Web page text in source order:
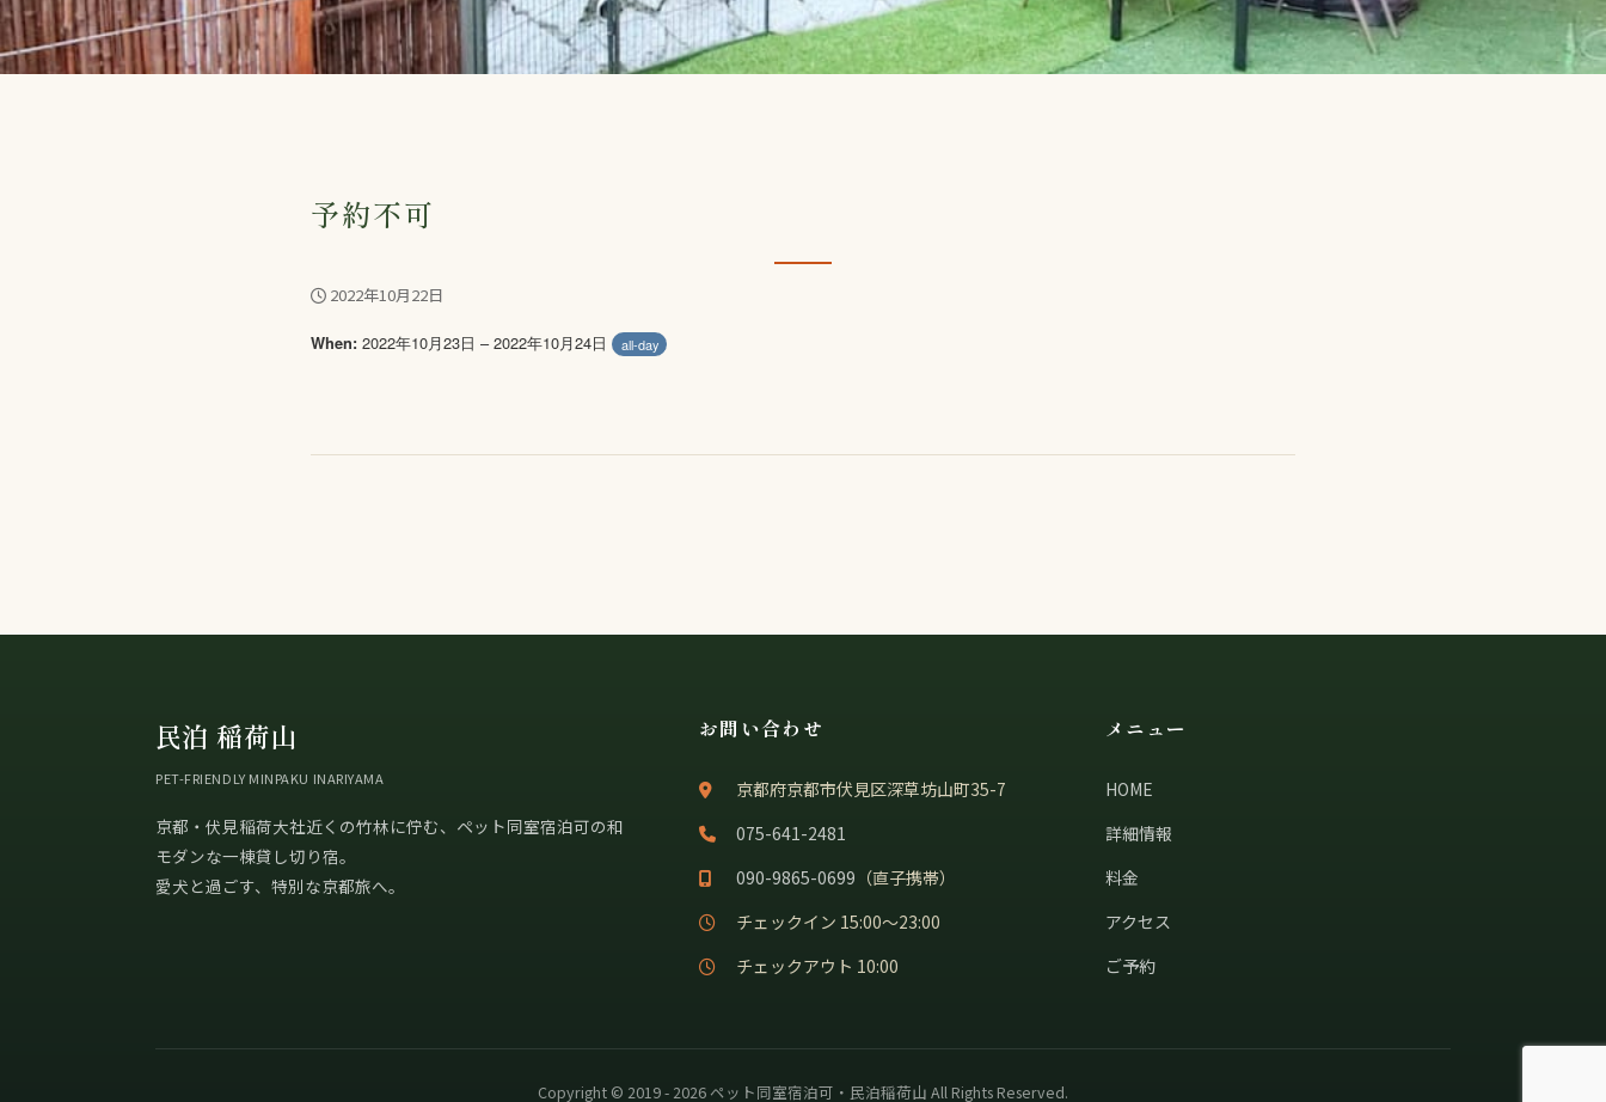
予約不可
2022年10月22日
When: 2022年10月23日 – 2022年10月24日 all-day
民泊 稲荷山
PET-FRIENDLY MINPAKU INARIYAMA
京都・伏見稲荷大社近くの竹林に佇む、ペット同室宿泊可の和
モダンな一棟貸し切り宿。
愛犬と過ごす、特別な京都旅へ。
お問い合わせ
京都府京都市伏見区深草坊山町35-7
075-641-2481
090-9865-0699 （直子携帯）
チェックイン 15:00〜23:00
チェックアウト 10:00
メニュー
HOME
詳細情報
料金
アクセス
ご予約
Copyright © 2019 - 2026 ペット同室宿泊可・民泊稲荷山 All Rights Reserved.